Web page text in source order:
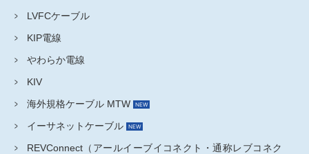
LVFCケーブル
KIP電線
やわらか電線
KIV
海外規格ケーブル MTW
イーサネットケーブル
REVConnect（アールイーブイコネクト・通称レブコネク